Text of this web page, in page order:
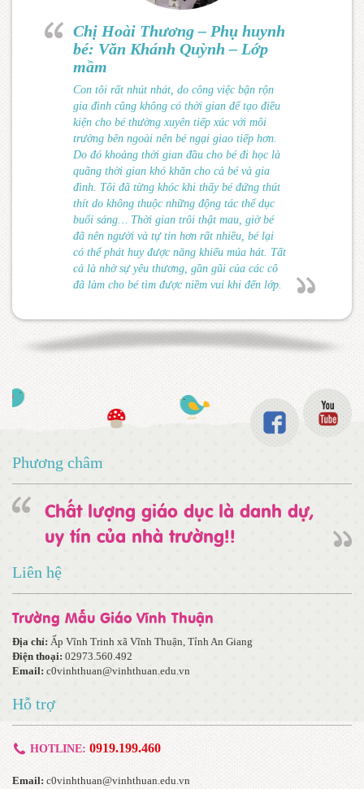
Chị Hoài Thương – Phụ huynh
bé: Văn Khánh Quỳnh – Lớp
mầm
Con tôi rất nhút nhát, do công việc bận rộn
gia đình cũng không có thời gian để tạo điều
kiện cho bé thường xuyên tiếp xúc với môi
trường bên ngoài nên bé ngại giao tiếp hơn.
Do đó khoảng thời gian đầu cho bé đi học là
quãng thời gian khó khăn cho cả bé và gia
đình. Tôi đã từng khóc khi thấy bé đứng thút
thít do không thuộc những động tác thể dục
buổi sáng… Thời gian trôi thật mau, giờ bé
đã nên người và tự tin hơn rất nhiều, bé lại
có thể phát huy được năng khiếu múa hát. Tất
cả là nhờ sự yêu thương, gần gũi của các cô
đã làm cho bé tìm được niềm vui khi đến lớp.
Phương châm
Chất lượng giáo dục là danh dự,
uy tín của nhà trường!!
Liên hệ
Trường Mẫu Giáo Vĩnh Thuận
Địa chỉ: Ấp Vĩnh Trinh xã Vĩnh Thuận, Tỉnh An Giang
Điện thoại: 02973.560.492
Email: c0vinhthuan@vinhthuan.edu.vn
Hỗ trợ
HOTLINE: 0919.199.460
Email: c0vinhthuan@vinhthuan.edu.vn